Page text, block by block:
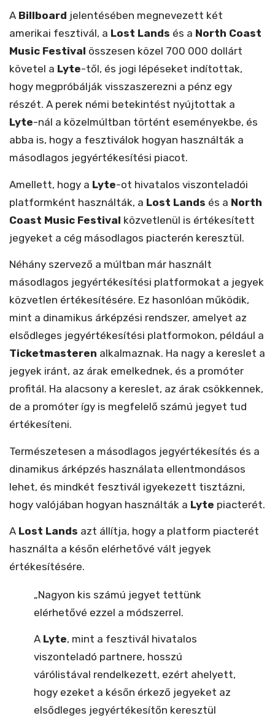
A Billboard jelentésében megnevezett két
amerikai fesztivál, a Lost Lands és a North Coast
Music Festival összesen közel 700 000 dollárt
követel a Lyte-től, és jogi lépéseket indítottak,
hogy megpróbálják visszaszerezni a pénz egy
részét. A perek némi betekintést nyújtottak a
Lyte-nál a közelmúltban történt eseményekbe, és
abba is, hogy a fesztiválok hogyan használták a
másodlagos jegyértékesítési piacot.
Amellett, hogy a Lyte-ot hivatalos viszonteladói
platformként használták, a Lost Lands és a North
Coast Music Festival közvetlenül is értékesített
jegyeket a cég másodlagos piacterén keresztül.
Néhány szervező a múltban már használt
másodlagos jegyértékesítési platformokat a jegyek
közvetlen értékesítésére. Ez hasonlóan működik,
mint a dinamikus árképzési rendszer, amelyet az
elsődleges jegyértékesítési platformokon, például a
Ticketmasteren alkalmaznak. Ha nagy a kereslet a
jegyek iránt, az árak emelkednek, és a promóter
profitál. Ha alacsony a kereslet, az árak csökkennek,
de a promóter így is megfelelő számú jegyet tud
értékesíteni.
Természetesen a másodlagos jegyértékesítés és a
dinamikus árképzés használata ellentmondásos
lehet, és mindkét fesztivál igyekezett tisztázni,
hogy valójában hogyan használták a Lyte piacterét.
A Lost Lands azt állítja, hogy a platform piacterét
használta a későn elérhetővé vált jegyek
értékesítésére.
„Nagyon kis számú jegyet tettünk
elérhetővé ezzel a módszerrel.
A Lyte, mint a fesztivál hivatalos
viszonteladó partnere, hosszú
várólistával rendelkezett, ezért ahelyett,
hogy ezeket a későn érkező jegyeket az
elsődleges jegyértékesítőn keresztül